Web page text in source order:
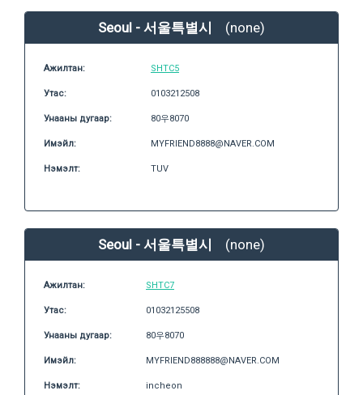
Seoul - 서울특별시 (none)
Ажилтан: SHTC5
Утас: 0103212508
Унааны дугаар: 80우8070
Имэйл: MYFRIEND8888@NAVER.COM
Нэмэлт: TUV
Seoul - 서울특별시 (none)
Ажилтан: SHTC7
Утас: 01032125508
Унааны дугаар: 80우8070
Имэйл: MYFRIEND888888@NAVER.COM
Нэмэлт: incheon